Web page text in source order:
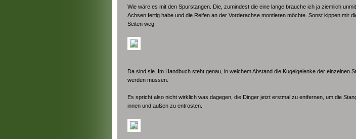
Wie wäre es mit den Spurstangen. Die, zumindest die eine lange brauche ich ja ziemlich
Achsen fertig habe und die Reifen an der Vorderachse montieren möchte. Sonst kippen mir
Seiten weg.
Da sind sie. Im Handbuch steht genau, in welchem Abstand die Kugelgelenke der einzelnen
werden müssen.
Es spricht also nicht wirklich was dagegen, die Dinger jetzt erstmal zu entfernen, um die
innen und außen zu entrosten.